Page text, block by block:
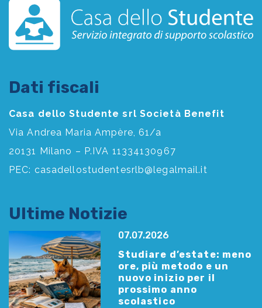
Dati fiscali
Casa dello Studente srl Società Benefit
Via Andrea Maria Ampère, 61/a
20131 Milano – P.IVA 11334130967
PEC: casadellostudentesrlb@legalmail.it
Ultime Notizie
07.07.2026
Studiare d’estate: meno
ore, più metodo e un
nuovo inizio per il
prossimo anno
scolastico